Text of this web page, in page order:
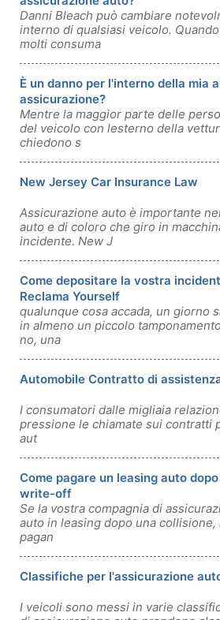
Danni Bleach può cambiare
interno di qualsiasi veicolo.
molti consuma
È un danno per l'interno della mia
assicurazione?
Mentre la maggior parte delle
del veicolo con lesterno della
chiedono s
New Jersey Car Insurance Law
Assicurazione auto è importante
auto e di coloro che giro in
incidente. New J
Come depositare la vostra
Reclama Yourself
qualunque cosa accada, un giorno
in almeno un piccolo
no, una
Automobile Contratto di
I consumatori dalle migliaia
pressione le chiamate sui contratti
aut
Come pagare un leasing auto
write-off
Se la vostra compagnia di
auto in leasing dopo una
pagan
Classifiche per l'assicurazione
I veicoli sono messi in varie